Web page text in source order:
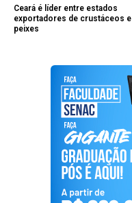
Ceará é líder entre estados
exportadores de crustáceos e
peixes